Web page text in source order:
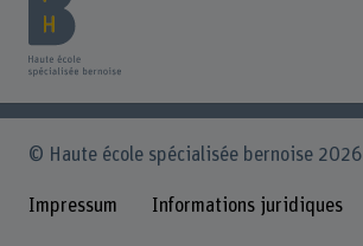
© Haute école spécialisée bernoise 2026
Impressum Informations juridiques